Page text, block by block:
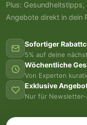
Plus:
Angebote direkt in dein
Sofortiger
5% auf deine
Wöchentliche
Von Experten
Exklusive
Nur für